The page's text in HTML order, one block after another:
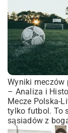
Wyniki meczów
– Analiza i
Mecze Polska-
tylko futbol. To
sąsiadów z